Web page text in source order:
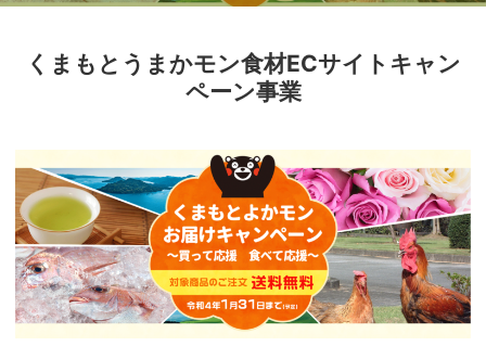
くまもとうまかモン食材ECサイトキャン
ペーン事業